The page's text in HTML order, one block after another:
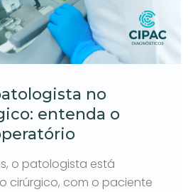
no
entenda o
o patologista está
cirúrgico, com o paciente